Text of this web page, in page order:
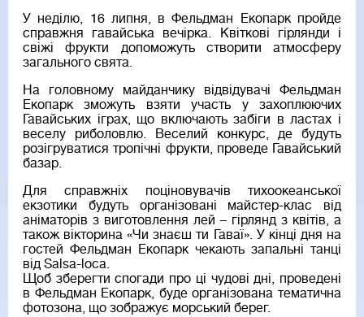
У неділю, 16 липня, в Фельдман Екопарк пройде
справжня гавайська вечірка. Квіткові гірлянди і
свіжі фрукти допоможуть створити атмосферу
загального свята.
На головному майданчику відвідувачі Фельдман
Екопарк зможуть взяти участь у захоплюючих
Гавайських іграх, що включають забіги в ластах і
веселу риболовлю. Веселий конкурс, де будуть
розігруватися тропічні фрукти, проведе Гавайський
базар.
Для справжніх поціновувачів тихоокеанської
екзотики будуть організовані майстер-клас від
аніматорів з виготовлення лей – гірлянд з квітів, а
також вікторина «Чи знаєш ти Гаваї». У кінці дня на
гостей Фельдман Екопарк чекають запальні танці
від Salsa-loca.
Щоб зберегти спогади про ці чудові дні, проведені
в Фельдман Екопарк, буде організована тематична
фотозона, що зображує морський берег.